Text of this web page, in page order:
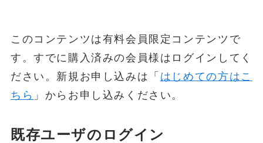
このコンテンツは有料会員限定コンテンツで
す。すでに購入済みの会員様はログインしてく
ださい。新規お申し込みは「 はじめての方はこ
ちら 」からお申し込みください。
既存ユーザのログイン